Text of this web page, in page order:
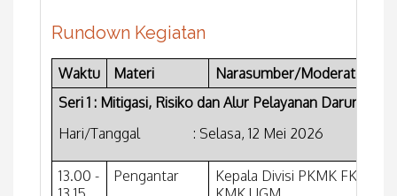
Rundown Kegiatan
Waktu Materi
Narasumber/Moderator
Seri 1 : Mitigasi, Risiko dan Alur Pelayanan Darurat
Hari/Tanggal : Selasa, 12 Mei 2026
13.00 -
Pengantar
Kepala Divisi PKMK FK-